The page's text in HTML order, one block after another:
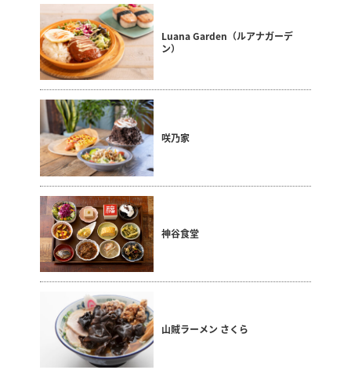
Luana Garden（ルアナガーデ
ン）
咲乃家
神谷食堂
山賊ラーメン さくら